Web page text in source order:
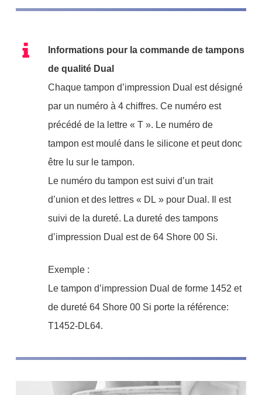
Informations pour la commande de tampons
de qualité Dual
Chaque tampon d’impression Dual est désigné
par un numéro à 4 chiffres. Ce numéro est
précédé de la lettre « T ». Le numéro de
tampon est moulé dans le silicone et peut donc
être lu sur le tampon.
Le numéro du tampon est suivi d’un trait
d’union et des lettres « DL » pour Dual. Il est
suivi de la dureté. La dureté des tampons
d’impression Dual est de 64 Shore 00 Si.
Exemple :
Le tampon d’impression Dual de forme 1452 et
de dureté 64 Shore 00 Si porte la référence:
T1452-DL64.